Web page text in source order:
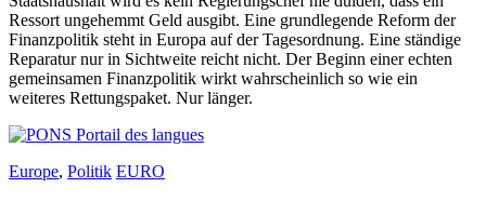
Ressort ungehemmt Geld ausgibt. Eine grundlegende Reform der
Finanzpolitik steht in Europa auf der Tagesordnung. Eine ständige
Reparatur nur in Sichtweite reicht nicht. Der Beginn einer echten
gemeinsamen Finanzpolitik wirkt wahrscheinlich so wie ein
weiteres Rettungspaket. Nur länger.
Europe, Politik EURO